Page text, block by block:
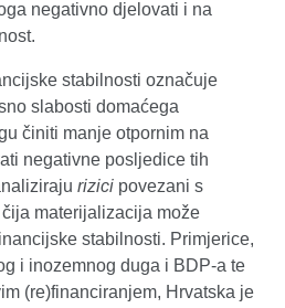
negativno djelovati i na
stabilnosti označuje
slabosti domaćega
činiti manje otpornim na
negativne posljedice tih
rizici povezani s
materijalizacija može
stabilnosti. Primjerice,
i inozemnog duga i BDP-a te
(re)financiranjem, Hrvatska je